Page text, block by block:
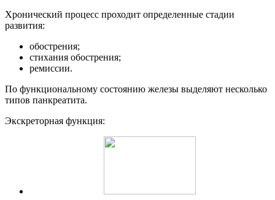
Хронический процесс проходит определенные стадии
развития:
обострения;
стихания обострения;
ремиссии.
По функциональному состоянию железы выделяют несколько
типов панкреатита.
Экскреторная функция: